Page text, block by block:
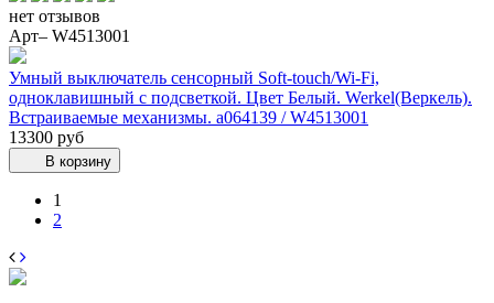
нет отзывов
Арт– W4513001
Умный выключатель сенсорный Soft-touch/Wi-Fi,
одноклавишный с подсветкой. Цвет Белый. Werkel(Веркель).
Встраиваемые механизмы. a064139 / W4513001
13300 руб
В корзину
1
2